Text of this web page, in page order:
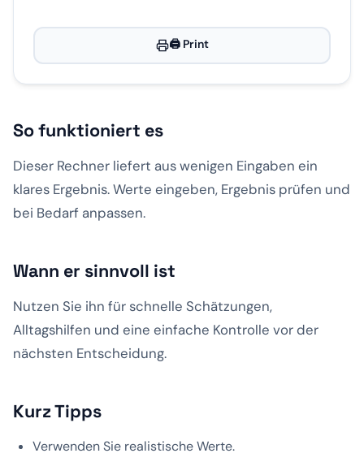
🖨️ Print
So funktioniert es
Dieser Rechner liefert aus wenigen Eingaben ein
klares Ergebnis. Werte eingeben, Ergebnis prüfen und
bei Bedarf anpassen.
Wann er sinnvoll ist
Nutzen Sie ihn für schnelle Schätzungen,
Alltagshilfen und eine einfache Kontrolle vor der
nächsten Entscheidung.
Kurz Tipps
Verwenden Sie realistische Werte.